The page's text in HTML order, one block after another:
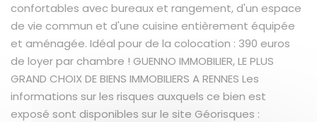
confortables avec bureaux et rangement, d'un espace
de vie commun et d'une cuisine entièrement équipée
et aménagée. Idéal pour de la colocation : 390 euros
de loyer par chambre ! GUENNO IMMOBILIER, LE PLUS
GRAND CHOIX DE BIENS IMMOBILIERS A RENNES Les
informations sur les risques auxquels ce bien est
exposé sont disponibles sur le site Géorisques :